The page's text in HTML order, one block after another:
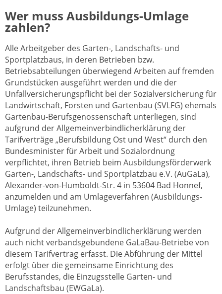
Wer muss Ausbildungs-Umlage
zahlen?
Alle Arbeitgeber des Garten-, Landschafts- und
Sportplatzbaus, in deren Betrieben bzw.
Betriebsabteilungen überwiegend Arbeiten auf fremden
Grundstücken ausgeführt werden und die der
Unfallversicherungspflicht bei der Sozialversicherung für
Landwirtschaft, Forsten und Gartenbau (SVLFG) ehemals
Gartenbau-Berufsgenossenschaft unterliegen, sind
aufgrund der Allgemeinverbindlicherklärung der
Tarifverträge „Berufsbildung Ost und West“ durch den
Bundesminister für Arbeit und Sozialordnung
verpflichtet, ihren Betrieb beim Ausbildungsförderwerk
Garten-, Landschafts- und Sportplatzbau e.V. (AuGaLa),
Alexander-von-Humboldt-Str. 4 in 53604 Bad Honnef,
anzumelden und am Umlageverfahren (Ausbildungs-
Umlage) teilzunehmen.
Aufgrund der Allgemeinverbindlicherklärung werden
auch nicht verbandsgebundene GaLaBau-Betriebe von
diesem Tarifvertrag erfasst. Die Abführung der Mittel
erfolgt über die gemeinsame Einrichtung des
Berufsstandes, die Einzugsstelle Garten- und
Landschaftsbau (EWGaLa).